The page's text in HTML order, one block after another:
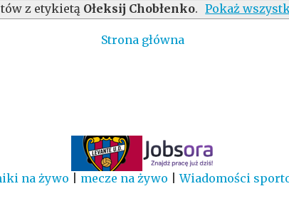
z etykietą Ołeksij Chobłenko. Pokaż
Strona główna
na żywo mecze na żywo |Wiadomości